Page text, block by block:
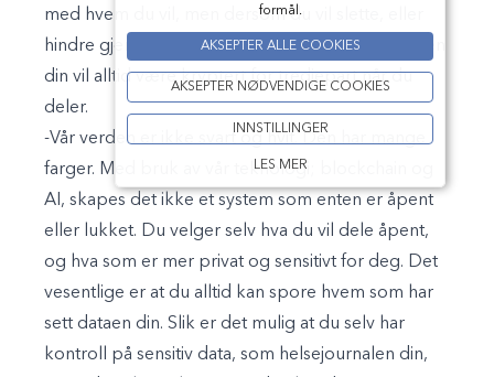
med hvem du vil, men dersom du vil slette, eller
hindre gjenbruk, så skrur du selv av. Informasjonen
din vil alltid være kryptert for tredjepart når du
deler.
-Vår verden er ikke svart og hvit. Den har mange
farger. Med bruk av vår teknologi; blockchain og
AI, skapes det ikke et system som enten er åpent
eller lukket. Du velger selv hva du vil dele åpent,
og hva som er mer privat og sensitivt for deg. Det
vesentlige er at du alltid kan spore hvem som har
sett dataen din. Slik er det mulig at du selv har
kontroll på sensitiv data, som helsejournalen din,
formål.
AKSEPTER ALLE COOKIES
AKSEPTER NØDVENDIGE COOKIES
INNSTILLINGER
LES MER